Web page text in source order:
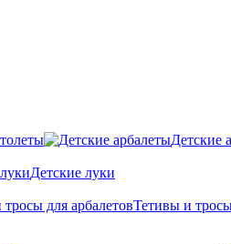
Детские
Детские луки
Тетивы и